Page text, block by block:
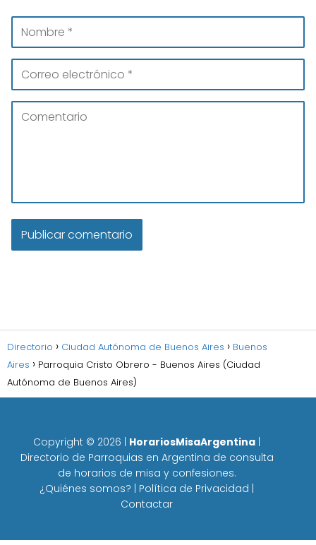
Directorio Ciudad Autónoma de Buenos Aires
Buenos
Aires
Parroquia Cristo Obrero - Buenos Aires (Ciudad
Autónoma de Buenos Aires)
Copyright © 2026 HorariosMisaArgentina
Directorio de Parroquias en Argentina de consulta
de horarios de misa y confesiones.
¿Quiénes somos?
Política de Privacidad
Contactar